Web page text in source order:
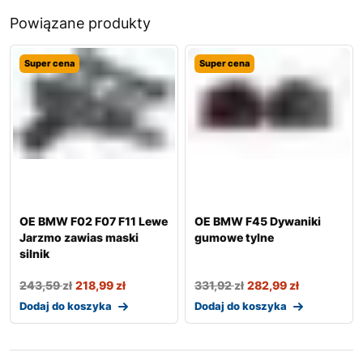
Powiązane produkty
Super cena
OE BMW F02 F07 F11 Lewe
Jarzmo zawias maski
silnik
243,59zł 218,99zł
Dodaj do koszyka
Super cena
OE BMW F45 Dywaniki
gumowe tylne
331,92zł 282,99zł
Dodaj do koszyka